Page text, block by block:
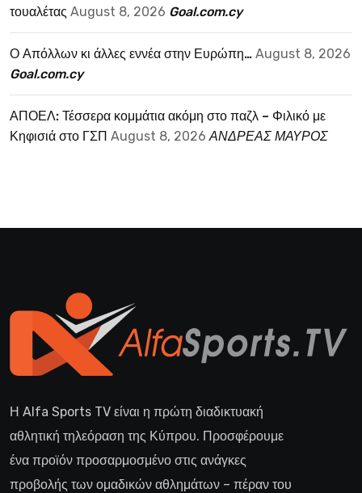
τουαλέτας August 8, 2026 Goal.com.cy
Ο Απόλλων κι άλλες εννέα στην Ευρώπη… August 8, 2026
Goal.com.cy
ΑΠΟΕΛ: Τέσσερα κομμάτια ακόμη στο παζλ – Φιλικό με
Κηφισιά στο ΓΣΠ August 8, 2026 ΑΝΔΡΕΑΣ ΜΑΥΡΟΣ
Η Alfa Sports TV είναι η πρώτη διαδικτυακή
αθλητική τηλεόραση της Κύπρου. Προσφέρουμε
ένα προϊόν προσαρμοσμένο στις ανάγκες
προβολής των ομαδικών αθλημάτων – πέραν του